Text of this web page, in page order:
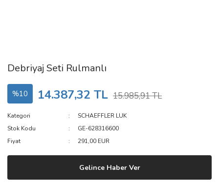
Debriyaj Seti Rulmanlı
%10 14.387,32 TL 15.985,91 TL
Kategori
SCHAEFFLER LUK
Stok Kodu
GE-628316600
Fiyat
291,00 EUR
Gelince Haber Ver